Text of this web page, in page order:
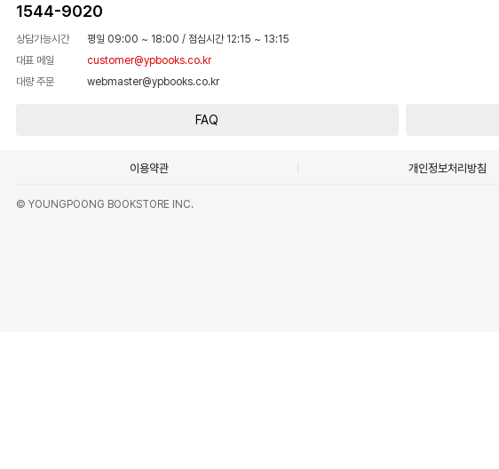
1544-9020
상담가능시간 평일 09:00 ~ 18:00 / 점심시간 12:15 ~ 13:15
대표 메일
customer@ypbooks.co.kr
대량 주문
webmaster@ypbooks.co.kr
FAQ
이용약관 개인정보처리방침
© YOUNGPOONG BOOKSTORE INC.